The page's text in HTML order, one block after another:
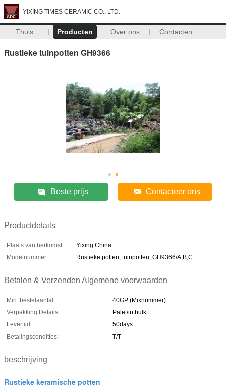
YIXING TIMES CERAMIC CO., LTD.
Thuis Producten Over ons Contacten
Rustieke tuinpotten GH9366
Beste prijs Contacteer ons
Productdetails
Plaats van herkomst:
Yixing China
Modelnummer:
Rustieke potten, tuinpotten, GH9366/A,B,C
Betalen & Verzenden Algemene voorwaarden
Min. bestelaantal:
40GP (Mixnummer)
Verpakking Details:
Palet/in bulk
Levertijd:
50days
Betalingscondities:
T/T
beschrijving
Rustieke keramische potten